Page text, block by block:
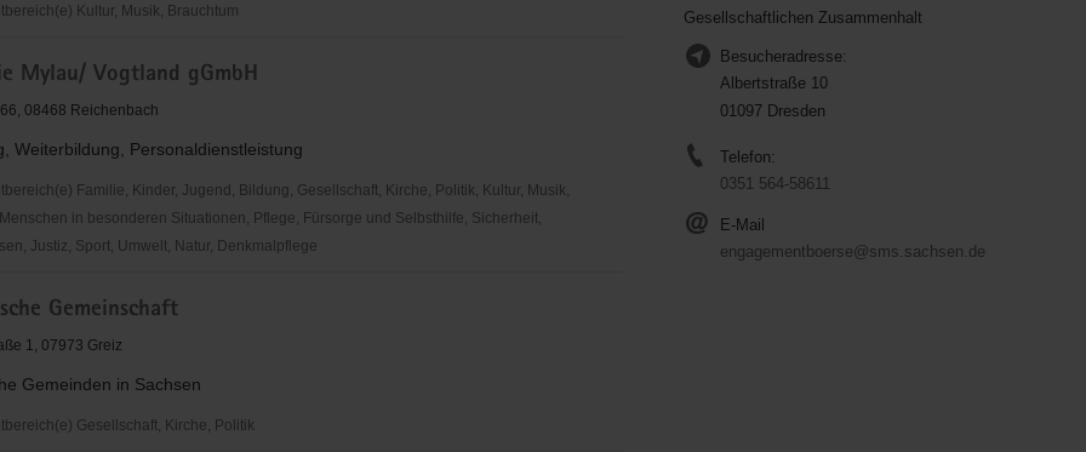
Kultur, Musik, Brauchtum
Mylau/ Vogtland gGmbH
08468 Reichenbach
Weiterbildung, Personaldienstleistung
Familie, Kinder, Jugend, Bildung, Gesellschaft, Kirche, Politik, Kultur, Musik,
in besonderen Situationen, Pflege, Fürsorge und Selbsthilfe, Sicherheit,
Justiz, Sport, Umwelt, Natur, Denkmalpflege
Gemeinschaft
1, 07973 Greiz
Gemeinden in Sachsen
Gesellschaft, Kirche, Politik
Gesellschaftlichen Zusammenhalt
Besucheradresse:
Albertstraße 10
01097 Dresden
Telefon:
0351 564-58611
E-Mail
engagementboerse@sms.sachsen.de